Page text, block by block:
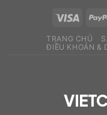
TRANG CHỦ
ĐIỀU KHOẢN &